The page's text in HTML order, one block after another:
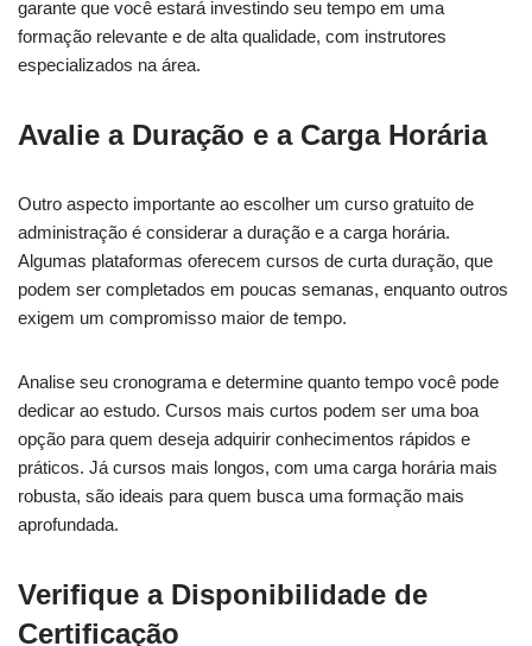
garante que você estará investindo seu tempo em uma
formação relevante e de alta qualidade, com instrutores
especializados na área.
Avalie a Duração e a Carga Horária
Outro aspecto importante ao escolher um curso gratuito de
administração é considerar a duração e a carga horária.
Algumas plataformas oferecem cursos de curta duração, que
podem ser completados em poucas semanas, enquanto outros
exigem um compromisso maior de tempo.
Analise seu cronograma e determine quanto tempo você pode
dedicar ao estudo. Cursos mais curtos podem ser uma boa
opção para quem deseja adquirir conhecimentos rápidos e
práticos. Já cursos mais longos, com uma carga horária mais
robusta, são ideais para quem busca uma formação mais
aprofundada.
Verifique a Disponibilidade de
Certificação